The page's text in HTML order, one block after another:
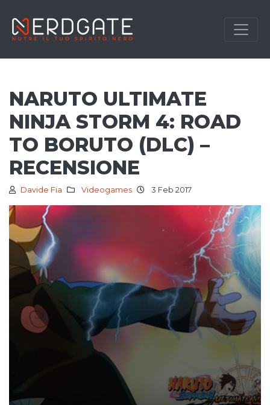
NARUTO ULTIMATE
NINJA STORM 4: ROAD
TO BORUTO (DLC) –
RECENSIONE
Davide Fia Videogames 3 Feb 2017